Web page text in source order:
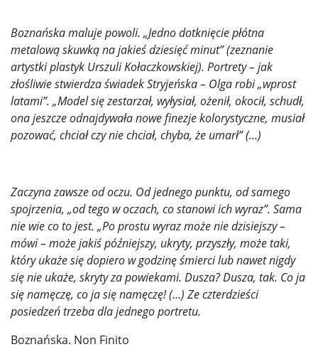
Boznańska maluje powoli. „Jedno dotknięcie płótna
metalową skuwką na jakieś dziesięć minut” (zeznanie
artystki plastyk Urszuli Kołaczkowskiej). Portrety – jak
złośliwie stwierdza świadek Stryjeńska – Olga robi „wprost
latami”. „Model się zestarzał, wyłysiał, ożenił, okocił, schudł,
ona jeszcze odnajdywała nowe finezje kolorystyczne, musiał
pozować, chciał czy nie chciał, chyba, że umarł” (…)
Zaczyna zawsze od oczu. Od jednego punktu, od samego
spojrzenia, „od tego w oczach, co stanowi ich wyraz”. Sama
nie wie co to jest. „Po prostu wyraz może nie dzisiejszy –
mówi – może jakiś późniejszy, ukryty, przyszły, może taki,
który ukaże się dopiero w godzinę śmierci lub nawet nigdy
się nie ukaże, skryty za powiekami. Dusza? Dusza, tak. Co ja
się namęczę, co ja się namęczę! (…) Ze czterdzieści
posiedzeń trzeba dla jednego portretu.
Boznańska. Non Finito